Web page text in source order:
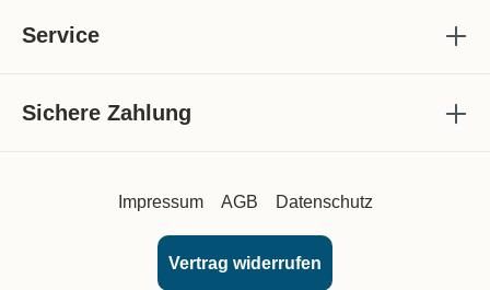
Service
Sichere Zahlung
Impressum AGB Datenschutz
Vertrag widerrufen